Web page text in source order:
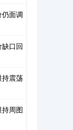
面调
口回
持震荡
周图